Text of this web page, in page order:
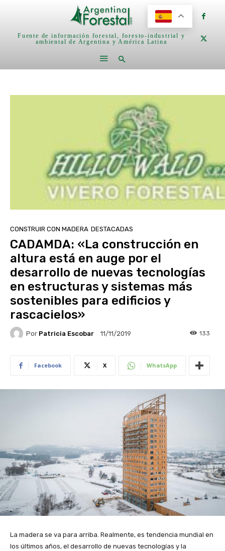
Fuente de información forestal, foresto-industrial y
ambiental de Argentina y América Latina
CONSTRUIR CON MADERA DESTACADAS
CADAMDA: «La construcción en
altura está en auge por el
desarrollo de nuevas tecnologías
en estructuras y sistemas más
sostenibles para edificios y
rascacielos»
Por Patricia Escobar 11/11/2019 133
Facebook X WhatsApp
La madera se va para arriba. Realmente, es tendencia mundial en
los últimos años, el desarrollo de nuevas tecnologías y la